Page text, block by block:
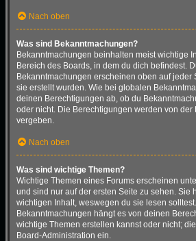
Nach oben
Was sind Bekanntmachungen?
Bekanntmachungen beinhalten meist wichtige
Bereich des Boards, in dem du dich befindest.
Bekanntmachungen erscheinen oben auf jeder
sie erstellt wurden. Wie bei globalen
deinen Berechtigungen ab, ob du
oder nicht. Die Berechtigungen werden von der
vergeben.
Nach oben
Was sind wichtige Themen?
Wichtige Themen eines Forums erscheinen
und sind nur auf der ersten Seite zu sehen. Sie
wichtigen Inhalt, weswegen du sie lesen
Bekanntmachungen hängt es von deinen
wichtige Themen erstellen kannst oder nicht;
Board-Administration ein.